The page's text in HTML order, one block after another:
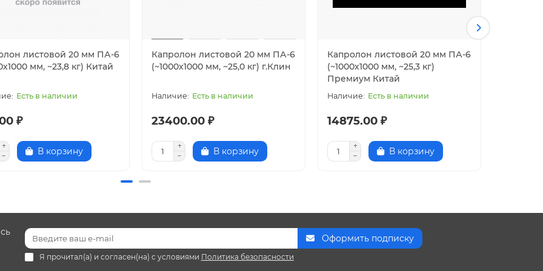
листовой 20 мм ПА-6
мм, ~23,8 кг) Китай
Есть в наличии
₽
В корзину
Капролон листовой 20 мм ПА-6
(~1000х1000 мм, ~25,0 кг) г.Клин
Есть в наличии
23400.00 ₽
В корзину
Капролон листовой 20 мм ПА-6
(~1000х1000 мм, ~25,3 кг)
Премиум Китай
Есть в наличии
14875.00 ₽
В корзину
Оформить подписку
Я прочитал(а) и согласен(на) с условиями Политика безопасности